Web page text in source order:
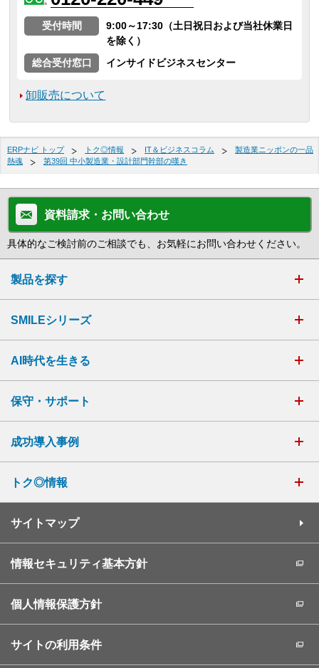
受付時間
9:00～17:30（土日祝日および当社休業日
を除く）
総合受付窓口
インサイドビジネスセンター
卸販売について
ERPナビ トップ トク◎情報 IT＆ビジネスコラム
製造業ニッポンの一品
熱魂
第39回 中小製造業・設計部門幹部の嘆き
資料請求・お問い合わせ
具体的なご検討前のご相談でも、お気軽にお問い合わせください。
製品を探す
SMILEシリーズ
AI時代を生きる
保守・サポート
成功導入事例
トク◎情報
サイトマップ
情報セキュリティ基本方針
個人情報保護方針
サイトの利用条件